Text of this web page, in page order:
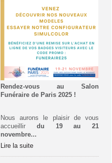
Rendez-vous au Salon
Funéraire de Paris 2025 !
Nous aurons le plaisir de vous
accueillir du 19 au 21
novembre...
Lire la suite